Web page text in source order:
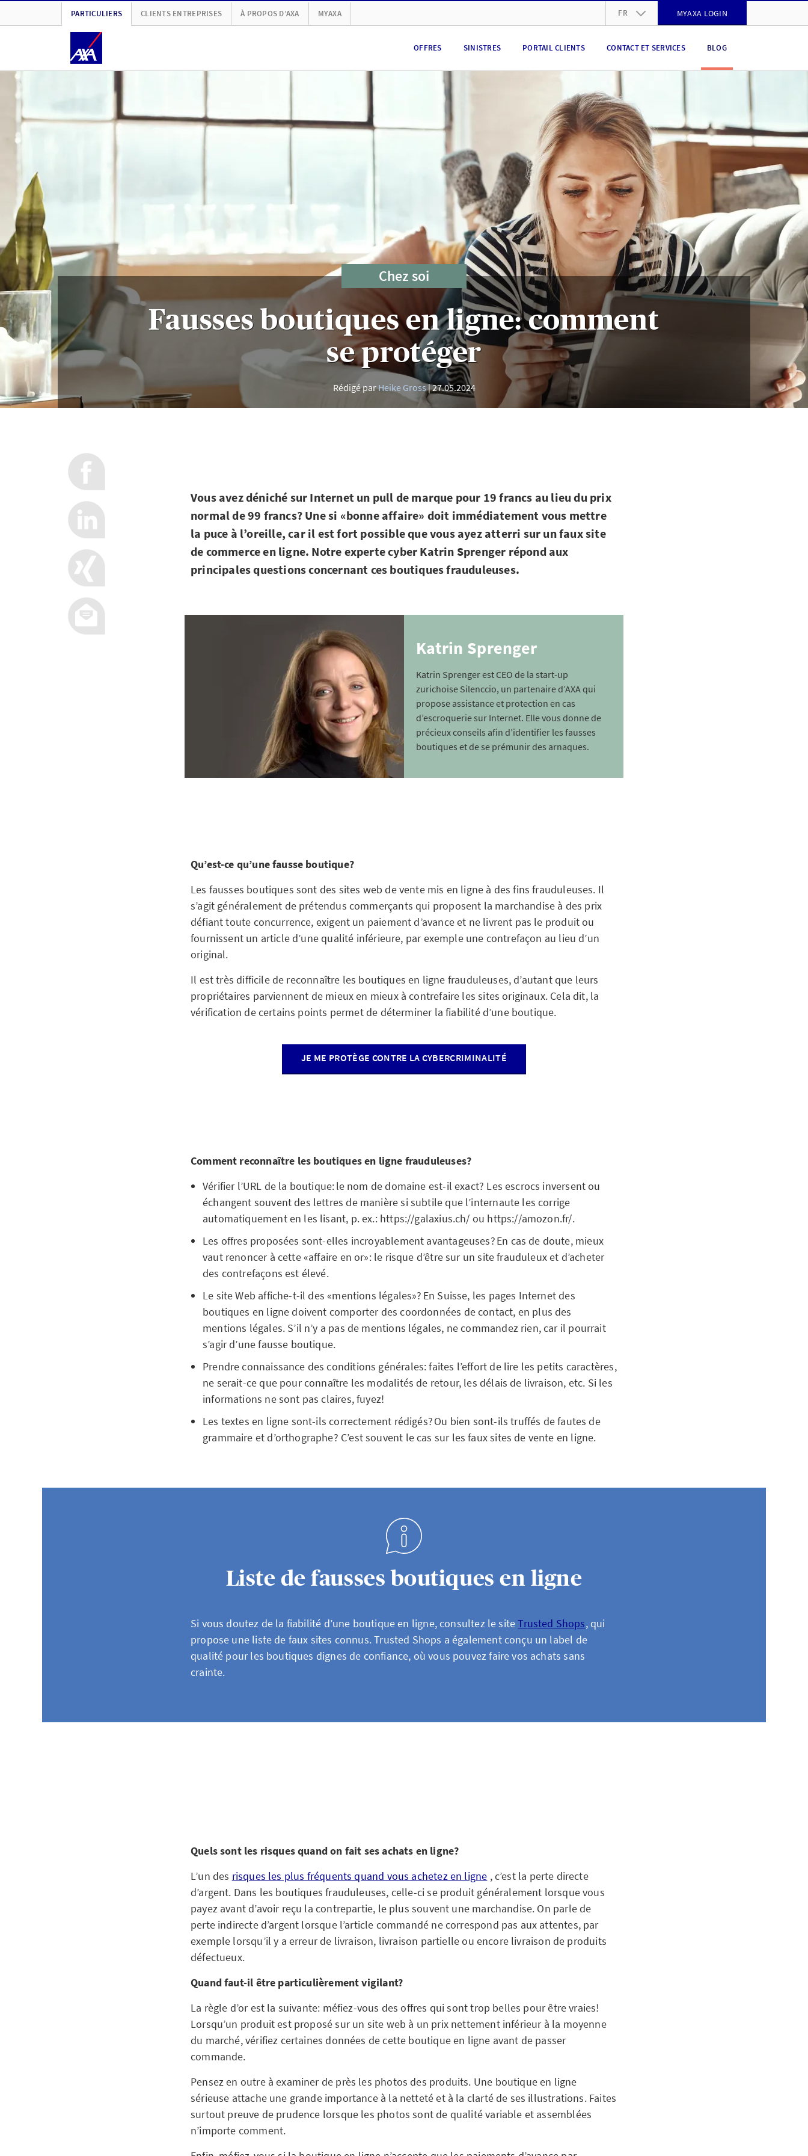
PARTICULIERS CLIENTS ENTREPRISES À PROPOS D’AXA MYAXA FR
EN
MYAXA LOGIN
OFFRES SINISTRES PORTAIL CLIENTS CONTACT ET SERVICES BLOG
Chez soi
Fausses boutiques en ligne: comment
se protéger
Rédigé parHeike Gross 27.05.2024
Vous avez déniché sur Internet un pull de marque pour 19 francs au lieu du prix
normal de 99 francs? Une si «bonne affaire» doit immédiatement vous mettre
la puce à l’oreille, car il est fort possible que vous ayez atterri sur un faux site
de commerce en ligne. Notre experte cyber Katrin Sprenger répond aux
principales questions concernant ces boutiques frauduleuses.
Katrin Sprenger
Katrin Sprenger est CEO de la start-up
zurichoise Silenccio, un partenaire d’AXA qui
propose assistance et protection en cas
d’escroquerie sur Internet. Elle vous donne de
précieux conseils afin d’identifier les fausses
boutiques et de se prémunir des arnaques.
Qu’est-ce qu’une fausse boutique?
Les fausses boutiques sont des sites web de vente mis en ligne à des fins frauduleuses. Il
s’agit généralement de prétendus commerçants qui proposent la marchandise à des prix
défiant toute concurrence, exigent un paiement d’avance et ne livrent pas le produit ou
fournissent un article d’une qualité inférieure, par exemple une contrefaçon au lieu d’un
original.
Il est très difficile de reconnaître les boutiques en ligne frauduleuses, d’autant que leurs
propriétaires parviennent de mieux en mieux à contrefaire les sites originaux. Cela dit, la
vérification de certains points permet de déterminer la fiabilité d’une boutique.
JE ME PROTÈGE CONTRE LA CYBERCRIMINALITÉ
Comment reconnaître les boutiques en ligne frauduleuses?
Vérifier l’URL de la boutique: le nom de domaine est-il exact? Les escrocs inversent ou
échangent souvent des lettres de manière si subtile que l’internaute les corrige
automatiquement en les lisant, p. ex.: https://galaxius.ch/ ou https://amozon.fr/.
Les offres proposées sont-elles incroyablement avantageuses? En cas de doute, mieux
vaut renoncer à cette «affaire en or»: le risque d’être sur un site frauduleux et d’acheter
des contrefaçons est élevé.
Le site Web affiche-t-il des «mentions légales»? En Suisse, les pages Internet des
boutiques en ligne doivent comporter des coordonnées de contact, en plus des
mentions légales. S’il n’y a pas de mentions légales, ne commandez rien, car il pourrait
s’agir d’une fausse boutique.
Prendre connaissance des conditions générales: faites l’effort de lire les petits caractères,
ne serait-ce que pour connaître les modalités de retour, les délais de livraison, etc. Si les
informations ne sont pas claires, fuyez!
Les textes en ligne sont-ils correctement rédigés? Ou bien sont-ils truffés de fautes de
grammaire et d’orthographe? C’est souvent le cas sur les faux sites de vente en ligne.
Liste de fausses boutiques en ligne
Si vous doutez de la fiabilité d’une boutique en ligne, consultez le siteTrusted Shops, qui
propose une liste de faux sites connus. Trusted Shops a également conçu un label de
qualité pour les boutiques dignes de confiance, où vous pouvez faire vos achats sans
crainte.
Quels sont les risques quand on fait ses achats en ligne?
L’un des risques les plus fréquents quand vous achetez en ligne , c’est la perte directe
d’argent. Dans les boutiques frauduleuses, celle-ci se produit généralement lorsque vous
payez avant d’avoir reçu la contrepartie, le plus souvent une marchandise. On parle de
perte indirecte d’argent lorsque l’article commandé ne correspond pas aux attentes, par
exemple lorsqu’il y a erreur de livraison, livraison partielle ou encore livraison de produits
défectueux.
Quand faut-il être particulièrement vigilant?
La règle d’or est la suivante: méfiez-vous des offres qui sont trop belles pour être vraies!
Lorsqu’un produit est proposé sur un site web à un prix nettement inférieur à la moyenne
du marché, vérifiez certaines données de cette boutique en ligne avant de passer
commande.
Pensez en outre à examiner de près les photos des produits. Une boutique en ligne
sérieuse attache une grande importance à la netteté et à la clarté de ses illustrations. Faites
surtout preuve de prudence lorsque les photos sont de qualité variable et assemblées
n’importe comment.